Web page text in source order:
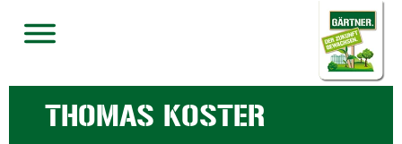
THOMAS KOSTER